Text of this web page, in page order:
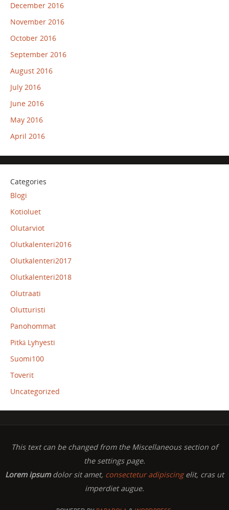
December 2016
November 2016
October 2016
September 2016
August 2016
July 2016
June 2016
May 2016
April 2016
Categories
Blogi
Kotioluet
Olutarviot
Olutkalenteri2016
Olutkalenteri2017
Olutkalenteri2018
Olutraati
Olutturisti
Panohommat
Pitkä Lyhyesti
Suomi100
Toverit
Uncategorized
This text can be changed from the Miscellaneous section of
the settings page.
Lorem ipsumdolor sit amet, consectetur adipiscingelit, cras ut
imperdiet augue.